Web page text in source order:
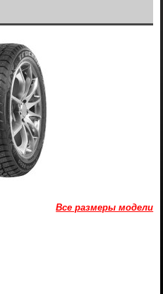
Все размеры модели